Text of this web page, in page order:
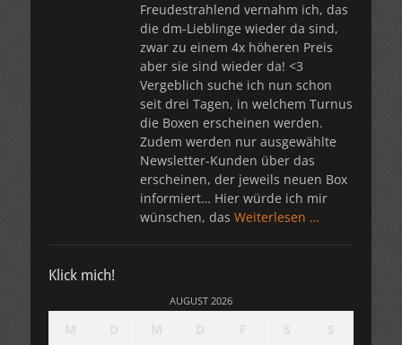
Freudestrahlend vernahm ich, das
die dm-Lieblinge wieder da sind,
zwar zu einem 4x höheren Preis
aber sie sind wieder da! <3
Vergeblich suche ich nun schon
seit drei Tagen, in welchem Turnus
die Boxen erscheinen werden.
Zudem werden nur ausgewählte
Newsletter-Kunden über das
erscheinen, der jeweils neuen Box
informiert… Hier würde ich mir
wünschen, das Weiterlesen …
Klick mich!
AUGUST 2026